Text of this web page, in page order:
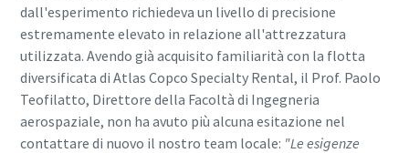
dall'esperimento richiedeva un livello di precisione
estremamente elevato in relazione all'attrezzatura
utilizzata. Avendo già acquisito familiarità con la flotta
diversificata di Atlas Copco Specialty Rental, il Prof. Paolo
Teofilatto, Direttore della Facoltà di Ingegneria
aerospaziale, non ha avuto più alcuna esitazione nel
contattare di nuovo il nostro team locale: "Le esigenze